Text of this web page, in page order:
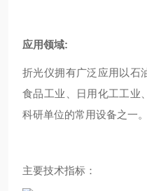
应用领域:
折光仪拥有广泛应用以石
食品工业、日用化工工业
科研单位的常用设备之一。
主要技术指标：